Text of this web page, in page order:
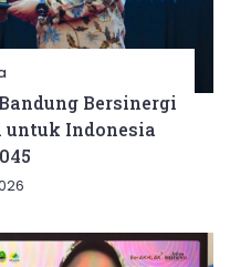
Bersinergi
untuk Indonesia